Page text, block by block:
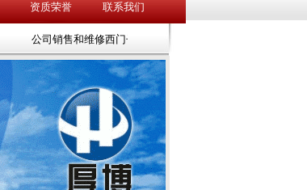
资质荣誉 联系我们
公司销售和维修西门子、abb、施耐德、三菱、安川、欧陆